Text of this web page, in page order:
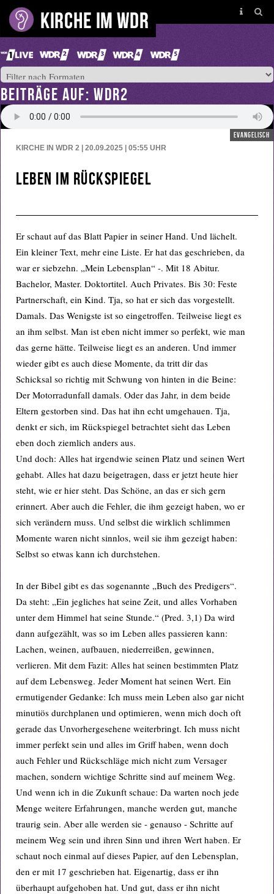
BEITRÄGE AUF: WDR2
evangelisch
KIRCHE IN WDR 2 | 20.09.2025 | 05:55 UHR
Leben im Rückspiegel
Er schaut auf das Blatt Papier in seiner Hand. Und lächelt.
Ein kleiner Text, mehr eine Liste. Er hat das geschrieben, da
war er siebzehn. „Mein Lebensplan“ -. Mit 18 Abitur.
Bachelor, Master. Doktortitel. Auch Privates. Bis 30: Feste
Partnerschaft, ein Kind. Tja, so hat er sich das vorgestellt.
Damals. Das Wenigste ist so eingetroffen. Teilweise liegt es
an ihm selbst. Man ist eben nicht immer so perfekt, wie man
das gerne hätte. Teilweise liegt es an anderen. Und immer
wieder gibt es auch diese Momente, da tritt dir das
Schicksal so richtig mit Schwung von hinten in die Beine:
Der Motorradunfall damals. Oder das Jahr, in dem beide
Eltern gestorben sind. Das hat ihn echt umgehauen. Tja,
denkt er sich, im Rückspiegel betrachtet sieht das Leben
eben doch ziemlich anders aus.
Und doch: Alles hat irgendwie seinen Platz und seinen Wert
gehabt. Alles hat dazu beigetragen, dass er jetzt heute hier
steht, wie er hier steht. Das Schöne, an das er sich gern
erinnert. Aber auch die Fehler, die ihm gezeigt haben, wo er
sich verändern muss. Und selbst die wirklich schlimmen
Momente waren nicht sinnlos, weil sie ihm gezeigt haben:
Selbst so etwas kann ich durchstehen.
In der Bibel gibt es das sogenannte „Buch des Predigers“.
Da steht: „Ein jegliches hat seine Zeit, und alles Vorhaben
unter dem Himmel hat seine Stunde.“ (Pred. 3,1) Da wird
dann aufgezählt, was so im Leben alles passieren kann:
Lachen, weinen, aufbauen, niederreißen, gewinnen,
verlieren. Mit dem Fazit: Alles hat seinen bestimmten Platz
auf dem Lebensweg. Jeder Moment hat seinen Wert. Ein
ermutigender Gedanke: Ich muss mein Leben also gar nicht
minutiös durchplanen und optimieren, wenn mich doch oft
gerade das Unvorhergesehene weiterbringt. Ich muss nicht
immer perfekt sein und alles im Griff haben, wenn doch
auch Fehler und Rückschläge mich nicht zum Versager
machen, sondern wichtige Schritte sind auf meinem Weg.
Und wenn ich in die Zukunft schaue: Da warten noch jede
Menge weitere Erfahrungen, manche werden gut, manche
traurig sein. Aber alle werden sie - genauso - Schritte auf
meinem Weg sein und ihren Sinn und ihren Wert haben. Er
schaut noch einmal auf dieses Papier, auf den Lebensplan,
den er mit 17 geschrieben hat. Eigenartig, dass er ihn
überhaupt aufgehoben hat. Und gut, dass er ihn nicht